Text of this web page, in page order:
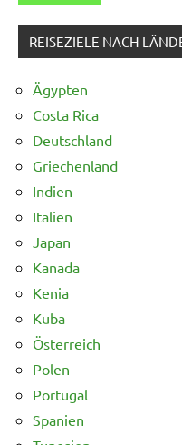
REISEZIELE NACH
Ägypten
Costa Rica
Deutschland
Griechenland
Indien
Italien
Japan
Kanada
Kenia
Kuba
Österreich
Polen
Portugal
Spanien